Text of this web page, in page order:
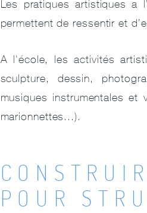
Les pratiques artistiques a
permettent de ressentir et
A l'école, les activités
sculpture, dessin,
musiques instrumentales et
marionnettes...).
POUR